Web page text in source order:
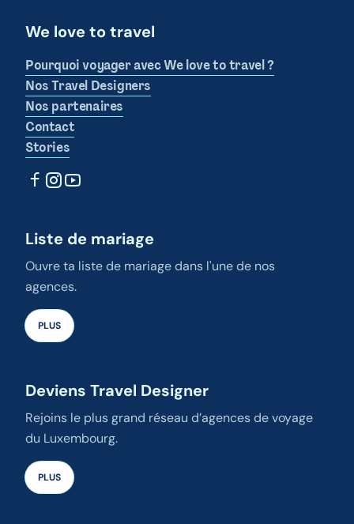
We love to travel
Pourquoi voyager avec We love to travel ?
Nos Travel Designers
Nos partenaires
Contact
Stories
Liste de mariage
Ouvre ta liste de mariage dans l'une de nos
agences.
PLUS
Deviens Travel Designer
Rejoins le plus grand réseau d’agences de voyage
du Luxembourg.
PLUS